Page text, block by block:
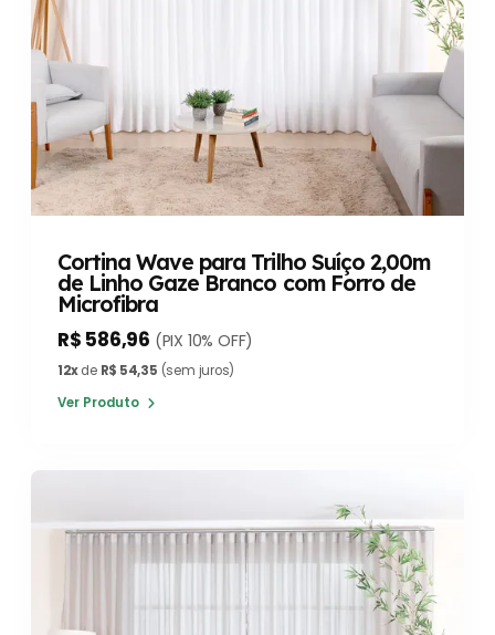
Cortina Wave para Trilho Suíço 2,00m
de Linho Gaze Branco com Forro de
Microfibra
R$ 586,96 (PIX 10% OFF)
12xde R$ 54,35 (sem juros)
Ver Produto